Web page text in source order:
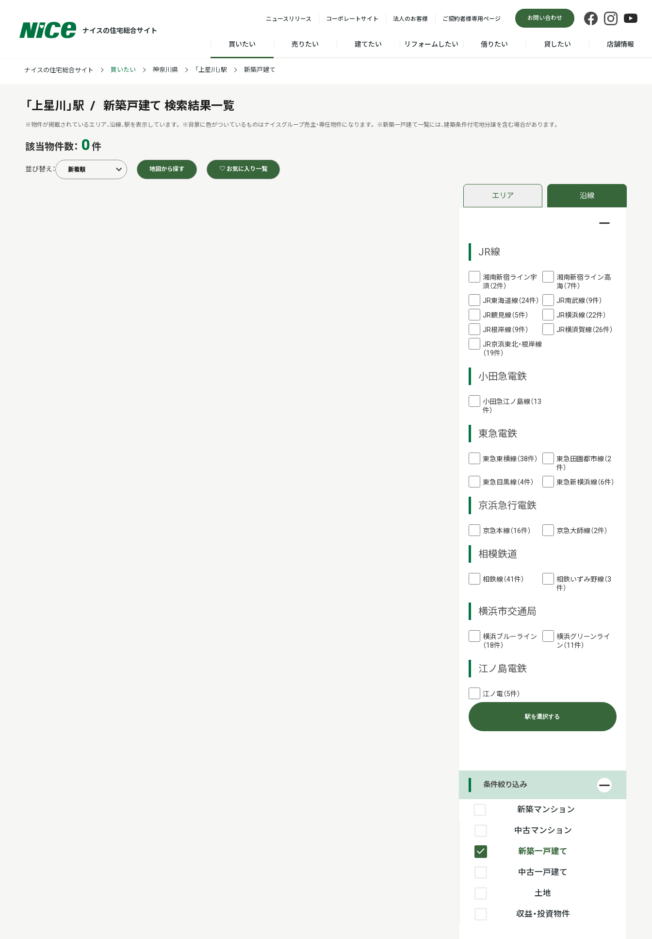
ナイスの住宅総合サイト
ニュース リリース コーポレートサイト 法人のお客様 ご契約者様専用ページ お問い合わせ
買いたい 売りたい 建てたい リフォームしたい 借りたい 貸したい 店舗情報
ナイスの住宅総合サイト 買いたい 神奈川県 「上星川」駅 新築戸建て
「上星川」駅 新築戸建て 検索結果一覧
※物件が掲載されているエリア、沿線、駅を表示しています。 ※背景に色がついているものはナイスグループ売主・専任物件になります。 ※新築一戸建て一覧には、建築条件付宅地分譲を含む場合があります。
該当物件数： 0 件
沿線
エリア
JR線
湘南新宿ライン宇
須（2件）
湘南新宿ライン高
海（7件）
JR東海道線（24件）
JR南武線（9件）
JR鶴見線（5件）
JR横浜線（22件）
JR根岸線（9件）
JR横須賀線（26件）
JR京浜東北・根岸線
（19件）
小田急電鉄
小田急江ノ島線（13
件）
東急電鉄
東急東横線（38件）
東急田園都市線（2
件）
東急目黒線（4件）
東急新横浜線（6件）
京浜急行電鉄
京急本線（16件） 京急大師線（2件）
相模鉄道
相鉄線（41件）
相鉄いずみ野線（3
件）
横浜市交通局
横浜ブルーライン
（18件）
横浜グリーンライ
ン（11件）
江ノ島電鉄
江ノ電（5件）
駅を選択する
条件絞り込み
新築マンション
中古マンション
新築一戸建て
中古一戸建て
土地
収益・投資物件
並び替え： 地図から探す ♡ お気に入り一覧